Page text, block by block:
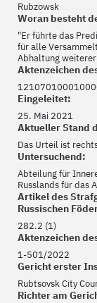
Rubzowsk
Woran besteht
"Er führte das
für alle
Abhaltung
Aktenzeichen
Eingeleitet:
25. Mai 2021
Aktueller Stand
Das Urteil ist
Untersuchend:
Abteilung für
Russlands für das
Artikel des
Russischen
282.2 (1)
Aktenzeichen
1-501/2022
Gericht erster
Rubtsovsk City
Richter am